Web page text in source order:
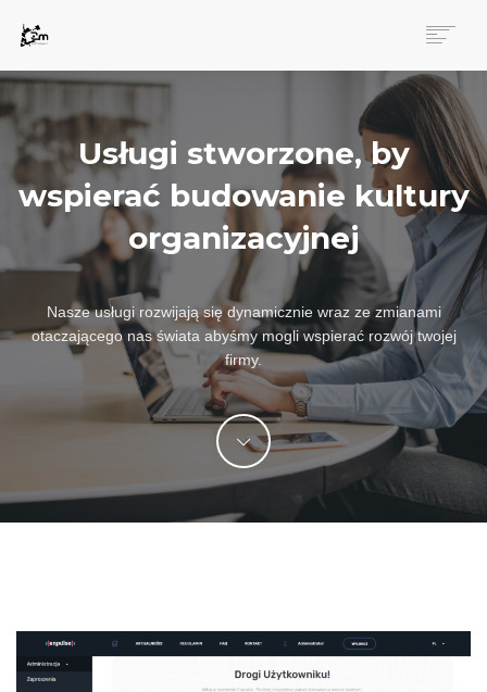
ZAANGAŻOWANIE
USŁUGI
INNOWACJE
ZALOGUJ
POLSKI
Usługi stworzone, by
wspierać budowanie kultury
organizacyjnej
Nasze usługi rozwijają się dynamicznie wraz ze zmianami
otaczającego nas świata abyśmy mogli wspierać rozwój twojej
firmy.